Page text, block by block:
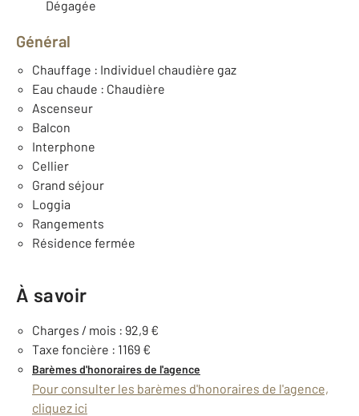
Dégagée
Général
Chauffage : Individuel chaudière gaz
Eau chaude : Chaudière
Ascenseur
Balcon
Interphone
Cellier
Grand séjour
Loggia
Rangements
Résidence fermée
À savoir
Charges / mois : 92,9 €
Taxe foncière : 1169 €
Barèmes d'honoraires de l'agence
Pour consulter les barèmes d'honoraires de l'agence,
cliquez ici